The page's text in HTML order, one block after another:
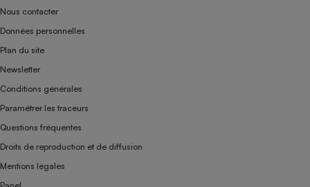
Nous contacter
Données personnelles
Plan du site
Newsletter
Conditions générales
Paramétrer les traceurs
Questions fréquentes
Droits de reproduction et de diffusion
Mentions légales